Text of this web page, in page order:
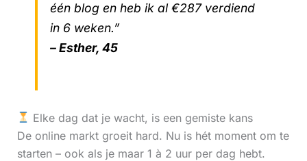
één blog en heb ik al €287 verdiend
in 6 weken.”
– Esther, 45
Elke dag dat je wacht, is een gemiste kans
De online markt groeit hard. Nu is hét moment om te
starten – ook als je maar 1 à 2 uur per dag hebt.